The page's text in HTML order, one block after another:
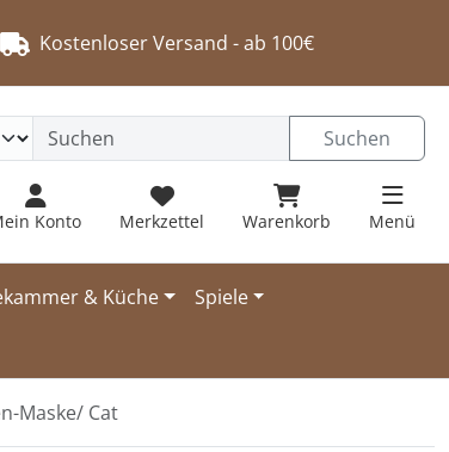
Kostenloser Versand - ab 100€
Suchen
Konto Merkzettel Warenkorb Menü
& Küche
Spiele
Maske/ Cat